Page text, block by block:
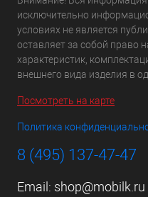
исключительно
условиях не является
оставляет за собой право
характеристик,
внешнего вида изделия в
Посмотреть на карте
Политика
8 (495) 137-47-47
Email: shop@mobilk.ru